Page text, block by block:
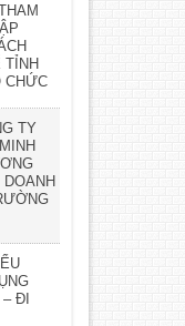
TỈNH
CHỨC
TY
– ĐI